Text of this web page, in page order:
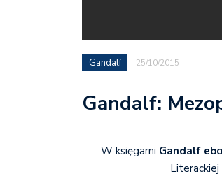
Gandalf 25/10/2015
Gandalf:
W księgarni Gandalf
Literackiej